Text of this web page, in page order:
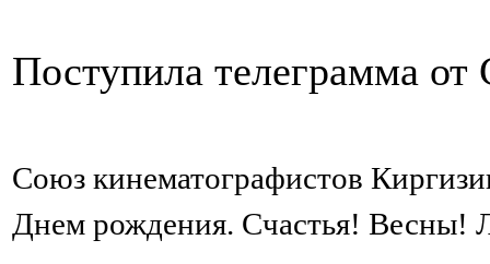
Поступила телеграмма
Союз кинематографистов
Днем рождения. Счастья! Весны!